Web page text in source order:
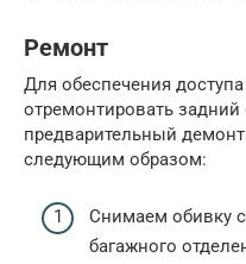
Ремонт
Для обеспечения
отремонтировать задний
предварительный
следующим образом:
Снимаем обивку
багажного